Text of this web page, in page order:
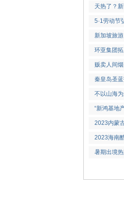
天热了？
5·1劳动节
新加坡旅
环亚集团
贩卖人间
秦皇岛圣
不以山海
“新鸿基地
2023内蒙
2023海南
暑期出境